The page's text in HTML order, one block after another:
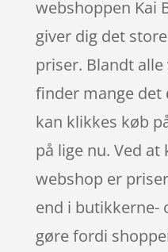
webshoppen Kai
giver dig det
priser. Blandt
finder mange det
kan klikkes køb
på lige nu. Ved
webshop er
end i butikkerne-
gøre fordi